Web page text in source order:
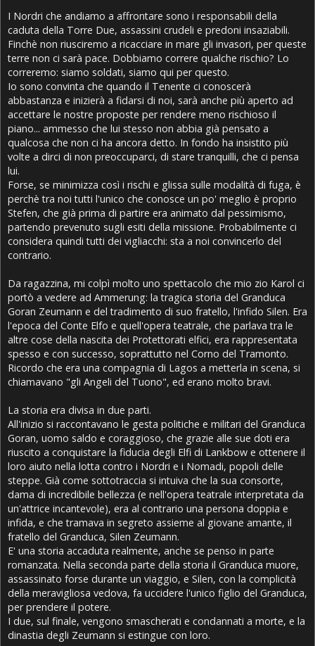
I Nordri che andiamo a affrontare sono i responsabili della
caduta della Torre Due, assassini crudeli e predoni insaziabili.
Finchè non riusciremo a ricacciare in mare gli invasori, per queste
terre non ci sarà pace. Dobbiamo correre qualche rischio? Lo
correremo: siamo soldati, siamo qui per questo.
Io sono convinta che quando il Tenente ci conoscerà
abbastanza e inizierà a fidarsi di noi, sarà anche più aperto ad
accettare le nostre proposte per rendere meno rischioso il
piano... ammesso che lui stesso non abbia già pensato a
qualcosa che non ci ha ancora detto. In fondo ha insistito più
volte a dirci di non preoccuparci, di stare tranquilli, che ci pensa
lui.
Forse, se minimizza così i rischi e glissa sulle modalità di fuga, è
perchè tra noi tutti l'unico che conosce un po' meglio è proprio
Stefen, che già prima di partire era animato dal pessimismo,
partendo prevenuto sugli esiti della missione. Probabilmente ci
considera quindi tutti dei vigliacchi: sta a noi convincerlo del
contrario.
Da ragazzina, mi colpì molto uno spettacolo che mio zio Karol ci
portò a vedere ad Ammerung: la tragica storia del Granduca
Goran Zeumann e del tradimento di suo fratello, l'infido Silen. Era
l'epoca del Conte Elfo e quell'opera teatrale, che parlava tra le
altre cose della nascita dei Protettorati elfici, era rappresentata
spesso e con successo, soprattutto nel Corno del Tramonto.
Ricordo che era una compagnia di Lagos a metterla in scena, si
chiamavano "gli Angeli del Tuono", ed erano molto bravi.
La storia era divisa in due parti.
All'inizio si raccontavano le gesta politiche e militari del Granduca
Goran, uomo saldo e coraggioso, che grazie alle sue doti era
riuscito a conquistare la fiducia degli Elfi di Lankbow e ottenere il
loro aiuto nella lotta contro i Nordri e i Nomadi, popoli delle
steppe. Già come sottotraccia si intuiva che la sua consorte,
dama di incredibile bellezza (e nell'opera teatrale interpretata da
un'attrice incantevole), era al contrario una persona doppia e
infida, e che tramava in segreto assieme al giovane amante, il
fratello del Granduca, Silen Zeumann.
E' una storia accaduta realmente, anche se penso in parte
romanzata. Nella seconda parte della storia il Granduca muore,
assassinato forse durante un viaggio, e Silen, con la complicità
della meravigliosa vedova, fa uccidere l'unico figlio del Granduca,
per prendere il potere.
I due, sul finale, vengono smascherati e condannati a morte, e la
dinastia degli Zeumann si estingue con loro.